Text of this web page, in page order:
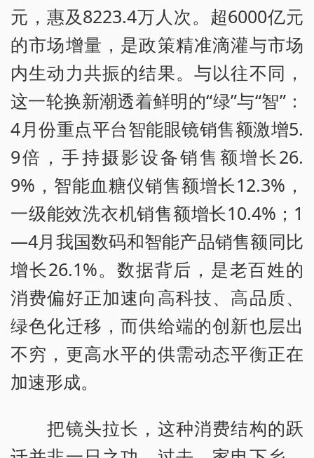
元，惠及8223.4万人次。超6000亿元
的市场增量，是政策精准滴灌与市场
内生动力共振的结果。与以往不同，
这一轮换新潮透着鲜明的“绿”与“智”：
4月份重点平台智能眼镜销售额激增5.
9倍，手持摄影设备销售额增长26.
9%，智能血糖仪销售额增长12.3%，
一级能效洗衣机销售额增长10.4%；1
—4月我国数码和智能产品销售额同比
增长26.1%。数据背后，是老百姓的
消费偏好正加速向高科技、高品质、
绿色化迁移，而供给端的创新也层出
不穷，更高水平的供需动态平衡正在
加速形成。
把镜头拉长，这种消费结构的跃